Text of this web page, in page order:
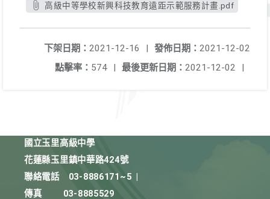
高級中等學校新興科技教育遠距示範服務計畫.pdf
發佈日期： 2021-12-02
下架日期： 2021-12-16
|
最後更新日期： 2021-12-02 |
點擊率： 574 |
國立玉里高級中學
花蓮縣玉里鎮中華路424號
聯絡電話
03-8886171~5
傳真
03-8885529